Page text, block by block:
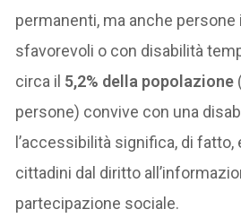
permanenti, ma anche persone
sfavorevoli o con disabilità
circa il 5,2% della popolazione
persone) convive con una
l’accessibilità significa, di
cittadini dal diritto
partecipazione sociale.